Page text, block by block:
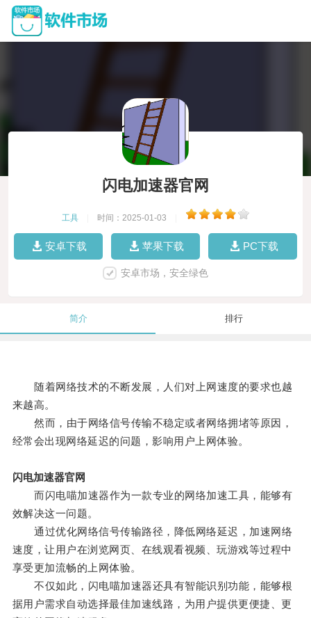
闪电加速器官网
工具 时间：2025-01-03
安卓下载 苹果下载 PC下载
安卓市场，安全绿色
简介 排行
随着网络技术的不断发展，人们对上网速度的要求也越
来越高。
然而，由于网络信号传输不稳定或者网络拥堵等原因，
经常会出现网络延迟的问题，影响用户上网体验。
闪电加速器官网
而闪电喵加速器作为一款专业的网络加速工具，能够有
效解决这一问题。
通过优化网络信号传输路径，降低网络延迟，加速网络
速度，让用户在浏览网页、在线观看视频、玩游戏等过程中
享受更加流畅的上网体验。
不仅如此，闪电喵加速器还具有智能识别功能，能够根
据用户需求自动选择最佳加速线路，为用户提供更便捷、更